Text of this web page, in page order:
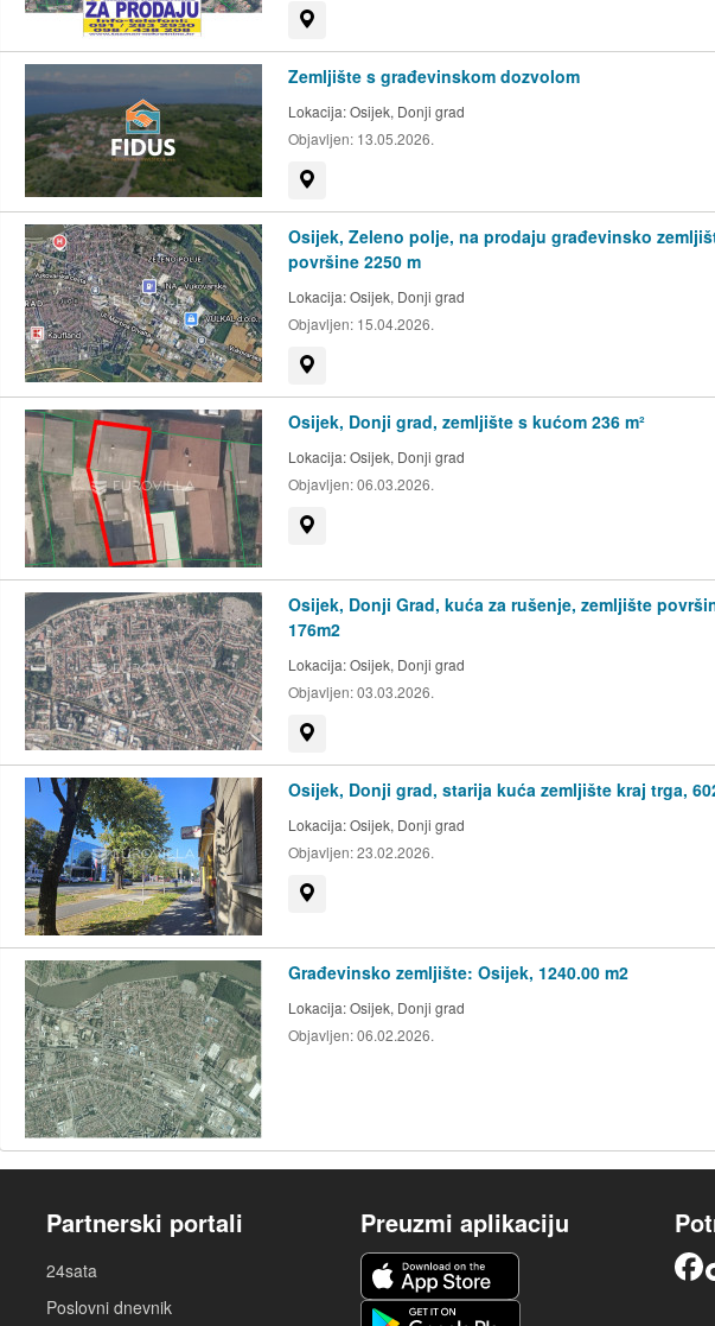
Zemljište s građevinskom dozvolom
Lokacija:Osijek, Donji grad
Objavljen: 13.05.2026.
Osijek, Zeleno polje, na prodaju građevinsko
površine 2250 m
Lokacija:Osijek, Donji grad
Objavljen: 15.04.2026.
Osijek, Donji grad, zemljište s kućom 236 m²
Lokacija:Osijek, Donji grad
Objavljen:06.03.2026.
Osijek, Donji Grad, kuća za rušenje, zemljište
176m2
Lokacija:Osijek, Donji grad
Objavljen:03.03.2026.
Osijek, Donji grad, starija kuća zemljište kraj trga,
Lokacija:Osijek, Donji grad
Objavljen:23.02.2026.
Građevinsko zemljište: Osijek, 1240.00 m2
Lokacija:Osijek, Donji grad
Objavljen:06.02.2026.
Partnerski portali
24sata
Poslovni dnevnik
Preuzmi aplikaciju